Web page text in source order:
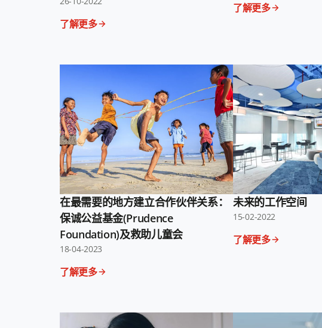
了解更多
了解更多
在最需要的地方建立合作伙伴关系：
保诚公益基金(Prudence
Foundation)及救助儿童会
18-04-2023
了解更多
未来的工作空间
15-02-2022
了解更多